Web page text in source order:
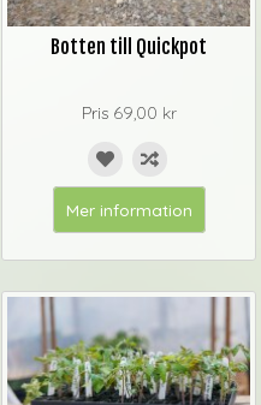
Botten till Quickpot
Pris 69,00 kr
Mer information